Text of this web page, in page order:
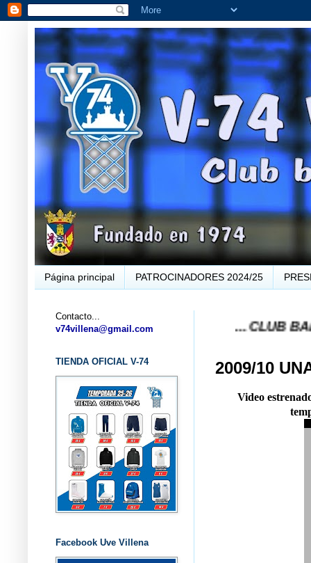
Página principal PATROCINADORES 2024/25
... CLUB
2009/10
Video
Contacto...
v74villena@gmail.com
TIENDA OFICIAL V-74
Facebook Uve Villena